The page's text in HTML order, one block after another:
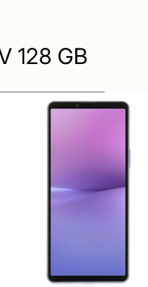
128 GB